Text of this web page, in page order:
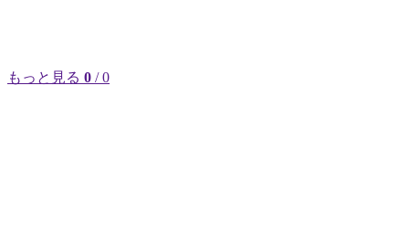
もっと見る 0 / 0